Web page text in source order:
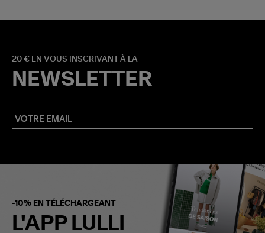
20 € EN VOUS INSCRIVANT À LA
NEWSLETTER
-10% EN TÉLÉCHARGEANT
L'APP LULLI